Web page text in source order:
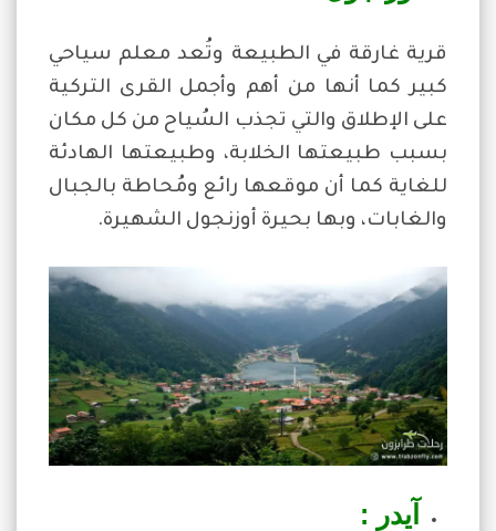
قرية غارقة في الطبيعة وتُعد معلم سياحي
كبير كما أنها من أهم وأجمل القرى التركية
على الإطلاق والتي تجذب السُياح من كل مكان
بسبب طبيعتها الخلابة، وطبيعتها الهادئة
للغاية كما أن موقعها رائع ومُحاطة بالجبال
والغابات، وبها بحيرة أوزنجول الشهيرة.
آيدر :